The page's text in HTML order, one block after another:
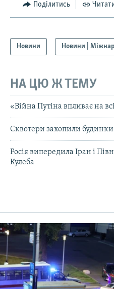
Поділитись
Новини Новини |
НА ЦЮ Ж ТЕМУ
«Війна Путіна впливає на
Сквотери захопили
Росія випередила Іран і
Кулеба